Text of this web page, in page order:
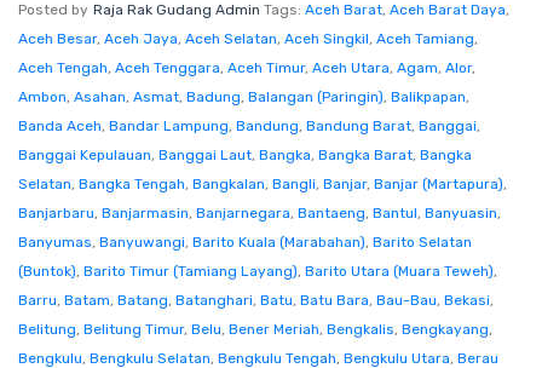
Posted by Raja Rak Gudang Admin Tags: Aceh Barat, Aceh Barat Daya,
Aceh Besar, Aceh Jaya, Aceh Selatan, Aceh Singkil, Aceh Tamiang,
Aceh Tengah, Aceh Tenggara, Aceh Timur, Aceh Utara, Agam, Alor,
Ambon, Asahan, Asmat, Badung, Balangan (Paringin), Balikpapan,
Banda Aceh, Bandar Lampung, Bandung, Bandung Barat, Banggai,
Banggai Kepulauan, Banggai Laut, Bangka, Bangka Barat, Bangka
Selatan, Bangka Tengah, Bangkalan, Bangli, Banjar, Banjar (Martapura),
Banjarbaru, Banjarmasin, Banjarnegara, Bantaeng, Bantul, Banyuasin,
Banyumas, Banyuwangi, Barito Kuala (Marabahan), Barito Selatan
(Buntok), Barito Timur (Tamiang Layang), Barito Utara (Muara Teweh),
Barru, Batam, Batang, Batanghari, Batu, Batu Bara, Bau-Bau, Bekasi,
Belitung, Belitung Timur, Belu, Bener Meriah, Bengkalis, Bengkayang,
Bengkulu, Bengkulu Selatan, Bengkulu Tengah, Bengkulu Utara, Berau